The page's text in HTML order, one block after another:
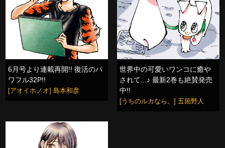
6月号より連載再開!! 復活のパ
ワフル32P!!
[アオイホノオ] 島本和彦
世界中の可愛いワンコに癒や
されて...♪ 最新2巻も絶賛発売
中!!
[うちのルカなら。] 五箇野人